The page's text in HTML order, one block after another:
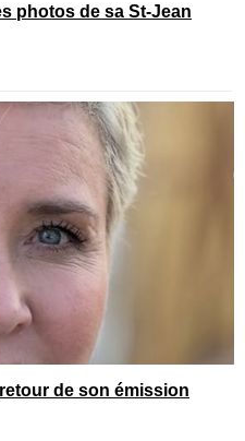
photos de sa St-Jean
de son émission